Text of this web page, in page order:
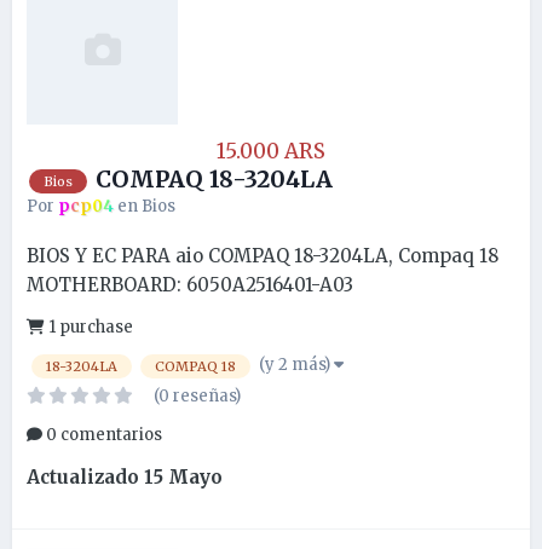
15.000 ARS
Bios COMPAQ 18-3204LA
Por pcp04 en Bios
BIOS Y EC PARA aio COMPAQ 18-3204LA, Compaq 18
MOTHERBOARD: 6050A2516401-A03
1 purchase
18-3204LA COMPAQ 18
(y 2 más)
(0 reseñas)
0 comentarios
Actualizado 15 Mayo